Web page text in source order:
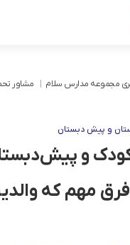
مجموعه مدارس سلام مشاور
و پیش دبستان
و
چیست؟ | ۸ فرق مهم که